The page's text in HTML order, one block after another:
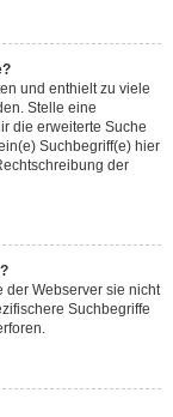
und enthielt zu viele
Stelle eine
die erweiterte Suche
Suchbegriff(e) hier
der
der Webserver sie nicht
Suchbegriffe